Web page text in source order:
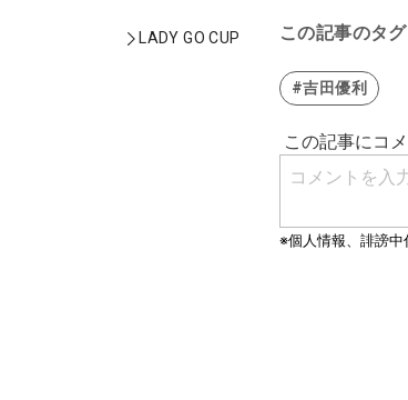
LADY GO CUP この記事のタグ
#吉田優利